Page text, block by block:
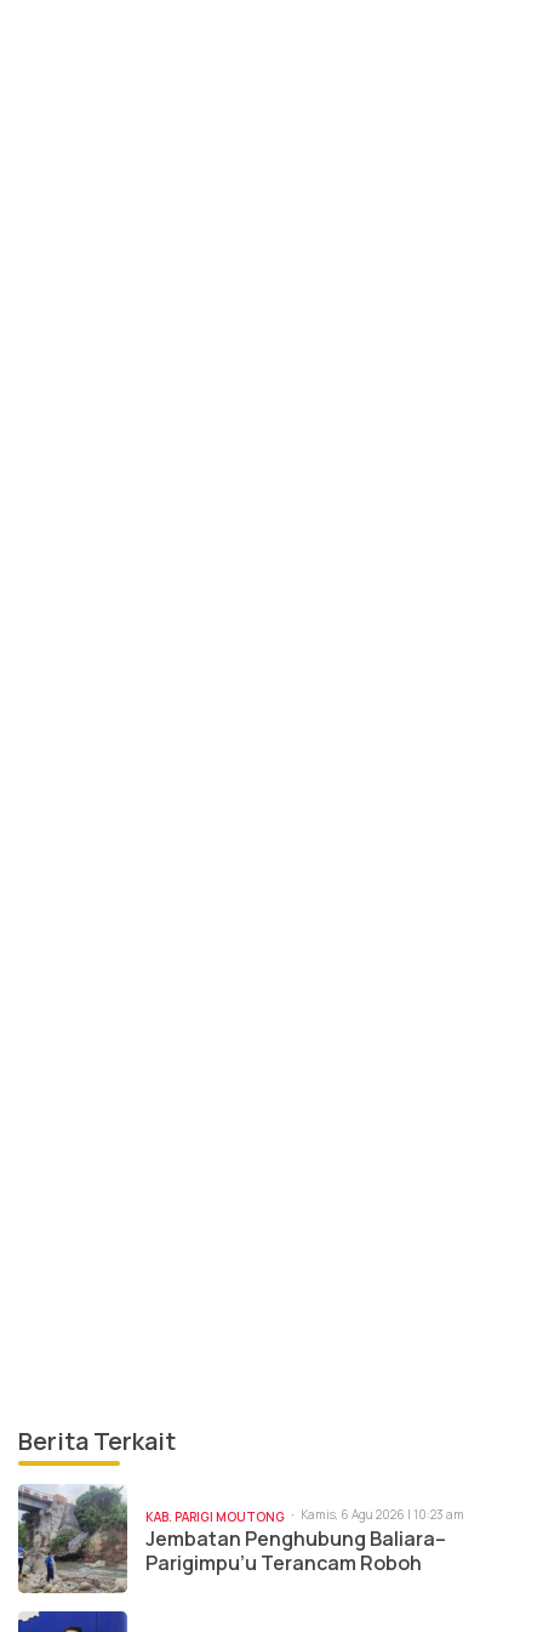
Berita Terkait
KAB. PARIGI MOUTONG Kamis, 6 Agu 2026 | 10:23 am
Jembatan Penghubung Baliara–
Parigimpu’u Terancam Roboh